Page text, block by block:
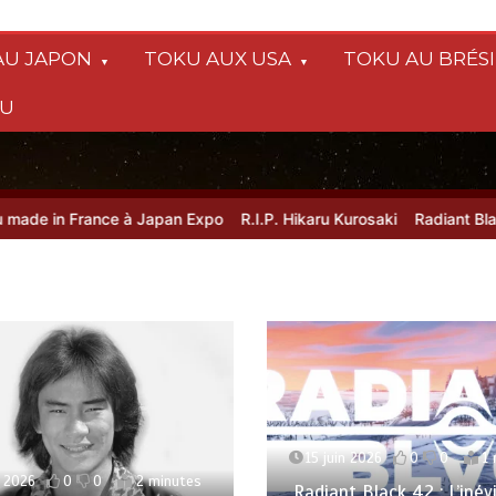
JAPON TOKU AUX USA TOKU AU
France à Japan Expo R.I.P. Hikaru Kurosaki Radiant Black 42
0 0 2 minutes
15 juin 2026 0 0 1